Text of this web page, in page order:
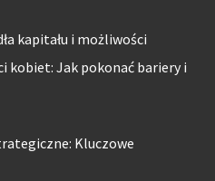
kapitału i możliwości
kobiet: Jak pokonać bariery i
Kluczowe